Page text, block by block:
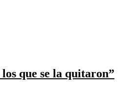
que se la quitaron”